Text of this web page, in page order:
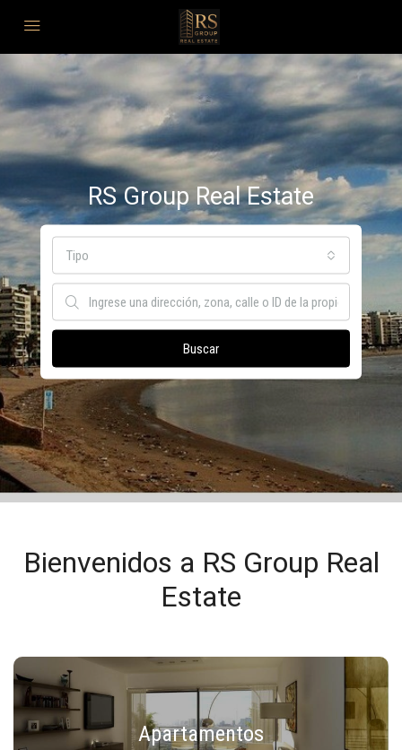
RS Group Real Estate
Tipo
Buscar
Bienvenidos a RS Group Real
Estate
Apartamentos